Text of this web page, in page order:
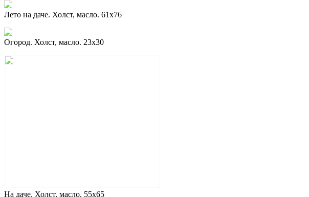
Лето на даче. Холст, масло. 61х76
Огород. Холст, масло. 23х30
На даче. Холст, масло. 55х65